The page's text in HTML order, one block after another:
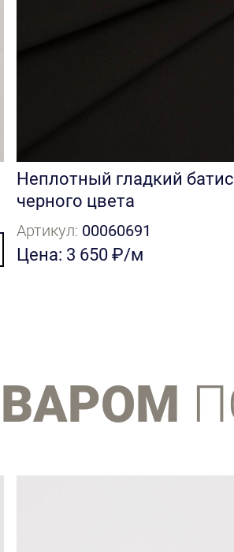
Неплотный гладкий
черного цвета
Артикул: 00060691
Цена: 3 650 ₽/м